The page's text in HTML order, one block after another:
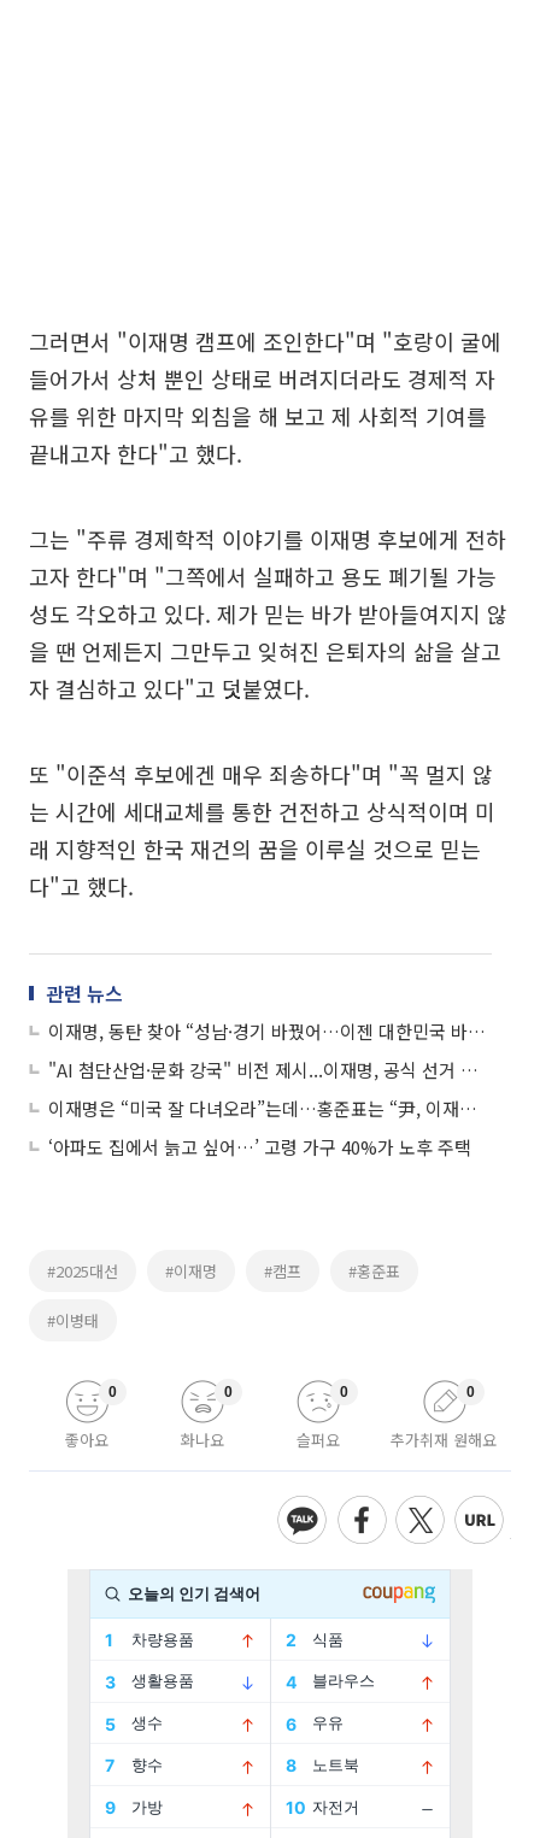
그러면서 "이재명 캠프에 조인한다"며 "호랑이 굴에
들어가서 상처 뿐인 상태로 버려지더라도 경제적 자
유를 위한 마지막 외침을 해 보고 제 사회적 기여를
끝내고자 한다"고 했다.
그는 "주류 경제학적 이야기를 이재명 후보에게 전하
고자 한다"며 "그쪽에서 실패하고 용도 폐기될 가능
성도 각오하고 있다. 제가 믿는 바가 받아들여지지 않
을 땐 언제든지 그만두고 잊혀진 은퇴자의 삶을 살고
자 결심하고 있다"고 덧붙였다.
또 "이준석 후보에겐 매우 죄송하다"며 "꼭 멀지 않
는 시간에 세대교체를 통한 건전하고 상식적이며 미
래 지향적인 한국 재건의 꿈을 이루실 것으로 믿는
다"고 했다.
관련 뉴스
이재명, 동탄 찾아 “성남·경기 바꿨어…이젠 대한민국 바꿀 기회 주시라”
"AI 첨단산업·문화 강국" 비전 제시...이재명, 공식 선거 운동 첫발
이재명은 “미국 잘 다녀오라”는데…홍준표는 “尹, 이재명 나라 살아봐라”
‘아파도 집에서 늙고 싶어…’ 고령 가구 40%가 노후 주택
#2025대선 #이재명 #캠프 #홍준표
#이병태
좋아요
0
화나요
0
슬퍼요
0
추가취재 원해요
0